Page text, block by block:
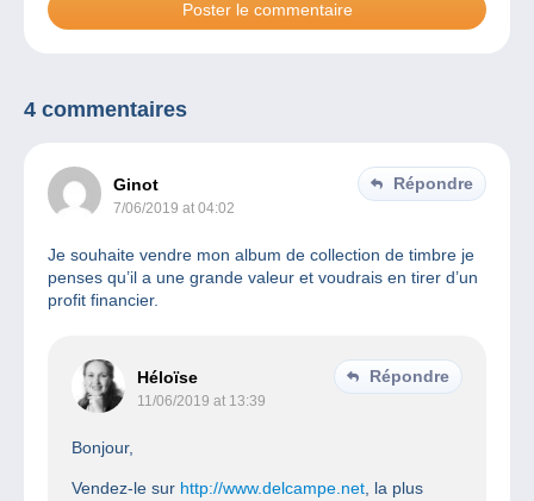
4 commentaires
Ginot
7/06/2019 at 04:02
Répondre
Je souhaite vendre mon album de collection de timbre je
penses qu’il a une grande valeur et voudrais en tirer d’un
profit financier.
Héloïse
11/06/2019 at 13:39
Répondre
Bonjour,
Vendez-le sur http://www.delcampe.net , la plus